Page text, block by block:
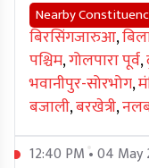
Nearby
बिरसिंगजारुआ,
पश्चिम,गोलपारा पूर्व,
भवानीपुर-सोरभोग,
बजाली,बरखेत्री,
12:40 PM • 04 May